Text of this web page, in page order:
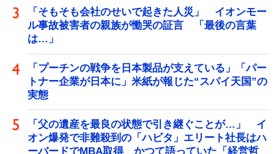
「そもそも会社のせいで起きた人災」 イオンモー
ル事故被害者の親族が慟哭の証言 「最後の言葉
は…」
「プーチンの戦争を日本製品が支えている」「パー
トナー企業が日本に」米紙が報じた“スパイ天国”の
実態
「父の遺産を最良の状態で引き継ぐことが…」 イ
オン爆発で非難殺到の「ハビタ」エリート社長はハ
ーバードでMBA取得 かつて語っていた「経営哲